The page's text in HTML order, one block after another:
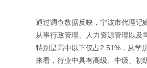
通过调查数据反映，宁波市代理记
从事行政管理、人力资源管理以
特别是高中以下仅占2.51%，从学
来看，行业中具有高级、中级、初